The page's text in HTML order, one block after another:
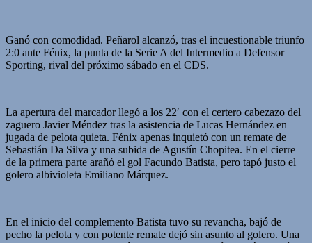
Ganó con comodidad. Peñarol alcanzó, tras el incuestionable triunfo
2:0 ante Fénix, la punta de la Serie A del Intermedio a Defensor
Sporting, rival del próximo sábado en el CDS.
La apertura del marcador llegó a los 22′ con el certero cabezazo del
zaguero Javier Méndez tras la asistencia de Lucas Hernández en
jugada de pelota quieta. Fénix apenas inquietó con un remate de
Sebastián Da Silva y una subida de Agustín Chopitea. En el cierre
de la primera parte arañó el gol Facundo Batista, pero tapó justo el
golero albivioleta Emiliano Márquez.
En el inicio del complemento Batista tuvo su revancha, bajó de
pecho la pelota y con potente remate dejó sin asunto al golero. Una